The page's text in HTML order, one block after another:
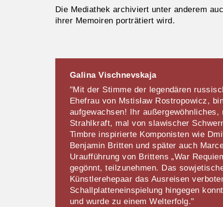
Die Mediathek archiviert unter anderem
ihrer Memoiren porträtiert wird.
Galina Vischnevskaja
"Mit der Stimme der legendären
Ehefrau von Mstisław Rostropowicz,
aufgewachsen! Ihr außergewöhnliches,
Strahlkraft, mal von slawischer
Timbre inspirierte Komponisten wie
Benjamin Britten und später auch
Uraufführung von Brittens „War
gegönnt, teilzunehmen. Das
Künstlerehepaar das Ausreisen
Schallplatten­einspielung hingegen
und wurde zu einem Welterfolg."